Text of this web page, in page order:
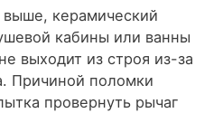
керамический
кабины или ванны
выходит из строя из-за
Причиной поломки
провернуть рычаг